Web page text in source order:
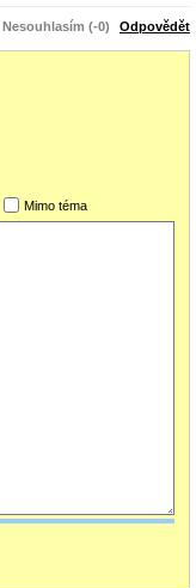
Nesouhlasím (-0) Odpovědět
Mimo téma